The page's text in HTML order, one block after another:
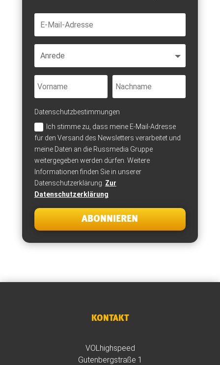
Datenschutzbestimmungen
Ich stimme zu, dass meine E-Mail-Adresse
für den Versand des Newsletters verarbeitet und
meine Daten an die Russmedia Gruppe
weitergegeben werden dürfen. Weitere
Informationen finden Sie in unserer
Datenschutzerklärung. Zur
Datenschutzerklärung
ABONNIEREN
KONTAKT
VOLhighspeed
Gutenbergstraße 1